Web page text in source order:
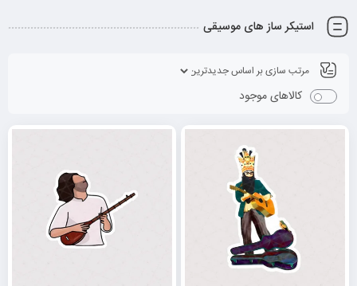
استیکر ساز های موسیقی
کالاهای موجود